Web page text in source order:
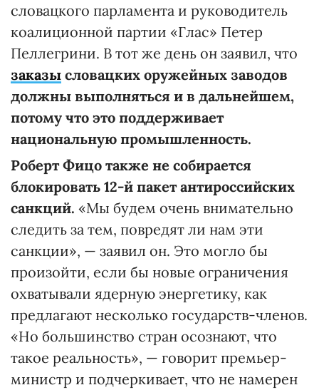
словацкого парламента и руководитель
коалиционной партии «Глас» Петер
Пеллегрини. В тот же день он заявил, что
заказы словацких оружейных заводов
должны выполняться и в дальнейшем,
потому что это поддерживает
национальную промышленность.
Роберт Фицо также не собирается
блокировать 12-й пакет антироссийских
санкций. «Мы будем очень внимательно
следить за тем, повредят ли нам эти
санкции», — заявил он. Это могло бы
произойти, если бы новые ограничения
охватывали ядерную энергетику, как
предлагают несколько государств-членов.
«Но большинство стран осознают, что
такое реальность», — говорит премьер-
министр и подчеркивает, что не намерен